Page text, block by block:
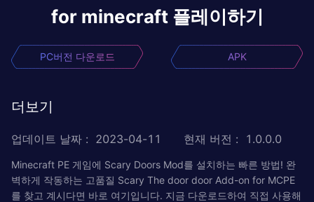
for minecraft 플레이하기
PC버전 다운로드 APK
더보기
업데이트 날짜 : 2023-04-11 현재 버전 : 1.0.0.0
Minecraft PE 게임에 Scary Doors Mod를 설치하는 빠른 방법! 완
벽하게 작동하는 고품질 Scary The door door Add-on for MCPE
를 찾고 계시다면 바로 여기입니다. 지금 다운로드하여 직접 사용해